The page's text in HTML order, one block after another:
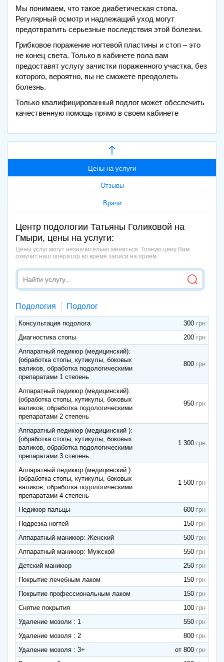
Мы понимаем, что такое диабетическая стопа.
Регулярный осмотр и надлежащий уход могут
предотвратить серьезные последствия этой болезни.
Грибковое поражение ногтевой пластины и стоп – это
не конец света. Только в кабинете пола вам
предоставят услугу зачистки пораженного участка, без
которого, вероятно, вы не сможете преодолеть
болезнь.
Только квалифицированный подлог может обеспечить
качественную помощь прямо в своем кабинете
Цены на услуги
Отзывы
Врачи
Центр подологии Татьяны Голиковой на
Гмыри, цены на услуги:
Цены услуг могут незначительно меняться. Точную цену Вам
озвучит наш оператор во время записи на приём.
Подология Подолог
Консультация подолога
300
Диагностика стопы
200
Аппаратный педикюр (медицинский):
(обработка стопы, кутикулы, боковых
валиков, обработка подологическими
препаратами 1 степень
800
Аппаратный педикюр (медицинский):
(обработка стопы, кутикулы, боковых
валиков, обработка подологическими
препаратами 2 степень
950
Аппаратный педикюр (медицинский ):
(обработка стопы, кутикулы, боковых
валиков, обработка подологическими
препаратами 3 степень
1 300
Аппаратный педикюр (медицинский ):
(обработка стопы, кутикулы, боковых
валиков, обработка подологическими
препаратами 4 степень
1 500
Педикюр пальцы
600
Подрезка ногтей
150
Аппаратный маникюр: Женский
500
Аппаратный маникюр: Мужской
550
Детский маникюр
250
Покрытие лечебным лаком
150
Покрытие профессиональным лаком
150
Снятие покрытия
100
Удаление мозоли : 1
550
Удаление мозоля : 2
800
Удаление мозоля : 3+
от 800